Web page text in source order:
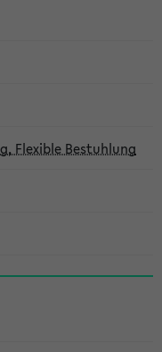
Flexible Bestuhlung